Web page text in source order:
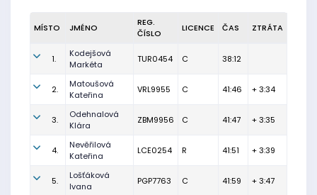
MÍSTO JMÉNO
REG.
ČÍSLO
LICENCE ČAS ZTRÁTA
1.
Kodejšová
Markéta
TUR0454 C 38:12
2.
Matoušová
Kateřina
VRL9955 C 41:46 + 3:34
3.
Odehnalová
Klára
ZBM9956 C 41:47 + 3:35
4.
Nevěřilová
Kateřina
LCE0254 R 41:51 + 3:39
5.
Lošťáková
Ivana
PGP7763 C 41:59 + 3:47